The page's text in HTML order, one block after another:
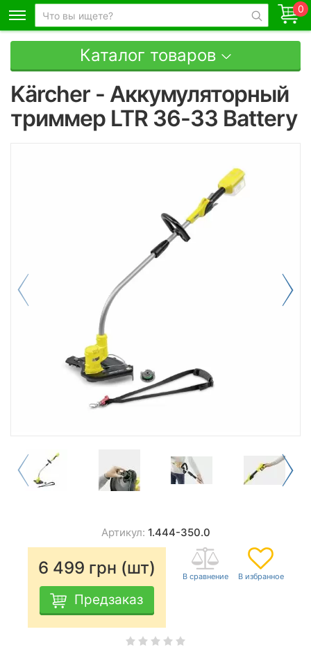
0
Каталог товаров
Kärcher - Аккумуляторный
триммер LTR 36-33 Battery
Артикул: 1.444-350.0
6 499 грн (шт)
Предзаказ